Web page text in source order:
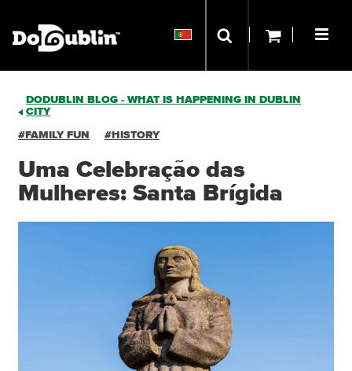
DODUBLIN BLOG - WHAT IS HAPPENING IN DUBLIN
CITY
#FAMILY FUN #HISTORY
Uma Celebração das
Mulheres: Santa Brígida